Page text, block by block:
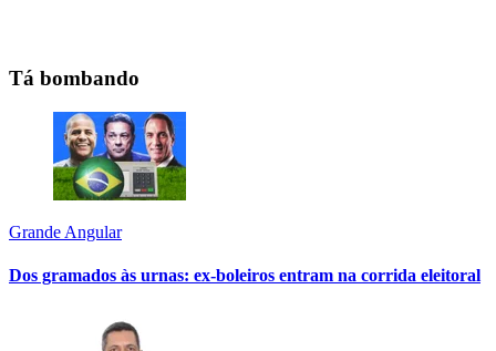
Tá bombando
Grande Angular
Dos gramados às urnas: ex-boleiros entram na corrida eleitoral